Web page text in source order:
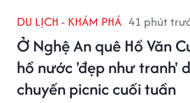
DU LỊCH - KHÁM PHÁ 41 phút
Ở Nghệ An quê Hồ Văn
hồ nước 'đẹp như tranh'
chuyến picnic cuối tuần